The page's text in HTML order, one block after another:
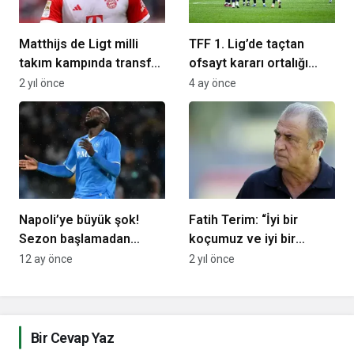
Matthijs de Ligt milli
takım kampında transfer
açıklaması yaptı
2 yıl önce
TFF 1. Lig’de taçtan
ofsayt kararı ortalığı
karıştırdı!
4 ay önce
Napoli’ye büyük şok!
Sezon başlamadan
bütün planlar altüst oldu
12 ay önce
Fatih Terim: “İyi bir
koçumuz ve iyi bir
takımımız var”
2 yıl önce
Bir Cevap Yaz